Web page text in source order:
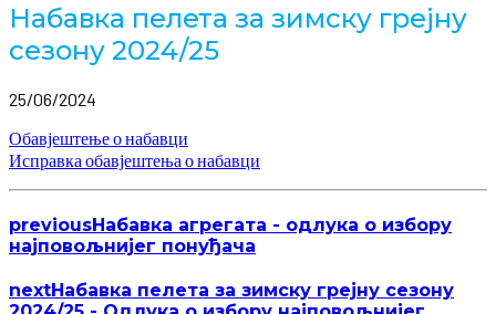
Набавка пелета за зимску грејну
сезону 2024/25
25/06/2024
Обавјештење о набавци
Исправка обавјештења о набавци
previousНабавка агрегата - одлука о избору
најповољнијег понуђача
nextНабавка пелета за зимску грејну сезону